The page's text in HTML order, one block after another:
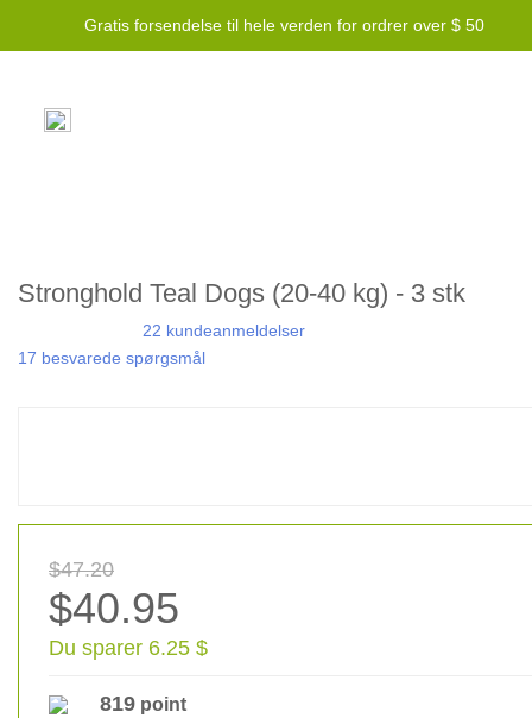
Gratis forsendelse til hele verden for ordrer over $ 50
Stronghold Teal Dogs (20-40 kg) - 3 stk
22 kundeanmeldelser
17 besvarede spørgsmål
$47.20
$40.95
Du sparer 6.25 $
819 point